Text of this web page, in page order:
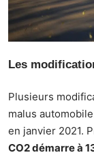
Les
Plusieurs
malus
en janvier 2021.
CO2 démarre à